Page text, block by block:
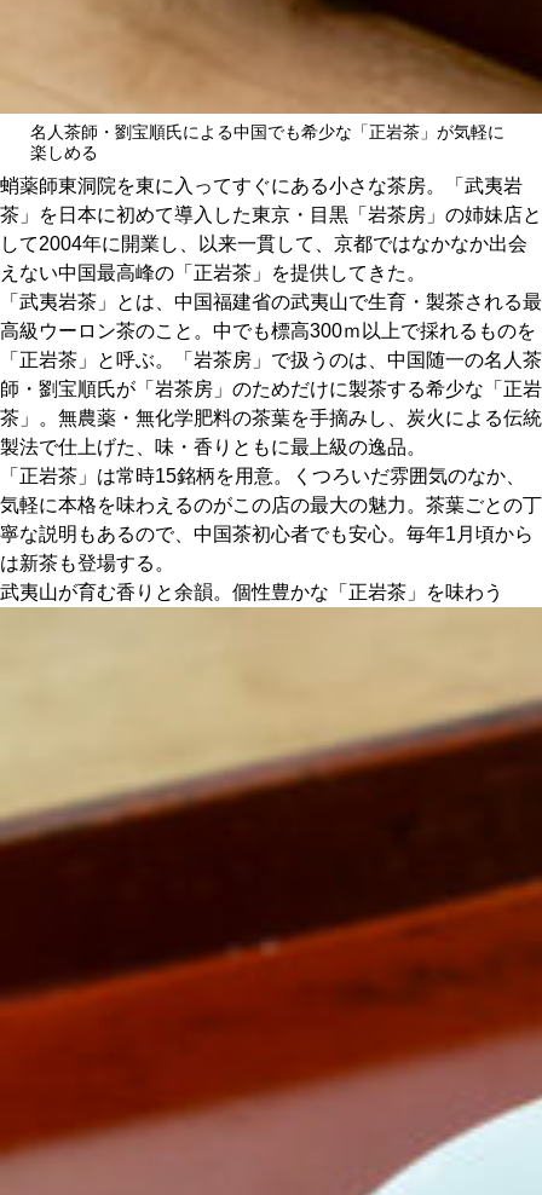
関西で開催。
おすすめの展覧会
おすすめの映画
誠光社で選びました。
おすすめの本
紹介します。
おすすめのイベント
名人茶師・劉宝順氏による中国でも希少な「正岩茶」が気軽に
楽しめる
蛸薬師東洞院を東に入ってすぐにある小さな茶房。「武夷岩
茶」を日本に初めて導入した東京・目黒「岩茶房」の姉妹店と
して2004年に開業し、以来一貫して、京都ではなかなか出会
えない中国最高峰の「正岩茶」を提供してきた。
「武夷岩茶」とは、中国福建省の武夷山で生育・製茶される最
高級ウーロン茶のこと。中でも標高300ｍ以上で採れるものを
「正岩茶」と呼ぶ。「岩茶房」で扱うのは、中国随一の名人茶
師・劉宝順氏が「岩茶房」のためだけに製茶する希少な「正岩
茶」。無農薬・無化学肥料の茶葉を手摘みし、炭火による伝統
製法で仕上げた、味・香りともに最上級の逸品。
「正岩茶」は常時15銘柄を用意。くつろいだ雰囲気のなか、
気軽に本格を味わえるのがこの店の最大の魅力。茶葉ごとの丁
寧な説明もあるので、中国茶初心者でも安心。毎年1月頃から
は新茶も登場する。
武夷山が育む香りと余韻。個性豊かな「正岩茶」を味わう